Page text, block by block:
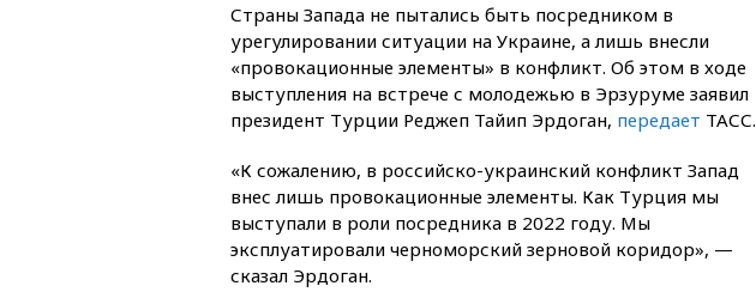
Страны Запада не пытались быть посредником в
урегулировании ситуации на Украине, а лишь внесли
«провокационные элементы» в конфликт. Об этом в ходе
выступления на встрече с молодежью в Эрзуруме заявил
президент Турции Реджеп Тайип Эрдоган, передает ТАСС.
«К сожалению, в российско-украинский конфликт Запад
внес лишь провокационные элементы. Как Турция мы
выступали в роли посредника в 2022 году. Мы
эксплуатировали черноморский зерновой коридор», —
сказал Эрдоган.